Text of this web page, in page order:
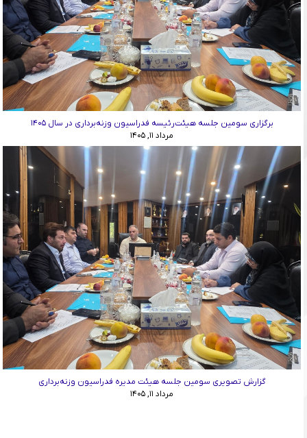
برگزاری سومین جلسه هیئت‌رئیسه فدراسیون وزنه‌برداری در سال ۱۴۰۵
مرداد ۱۱, ۱۴۰۵
گزارش تصویری سومین جلسه هیئت مدیره فدراسیون وزنه‌برداری
مرداد ۱۱, ۱۴۰۵